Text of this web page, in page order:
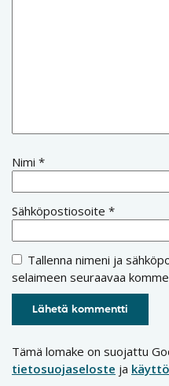
Nimi *
Sähköpostiosoite *
Tallenna nimeni ja
selaimeen seuraavaa
Tämä lomake on suojattu
tietosuojaseloste ja